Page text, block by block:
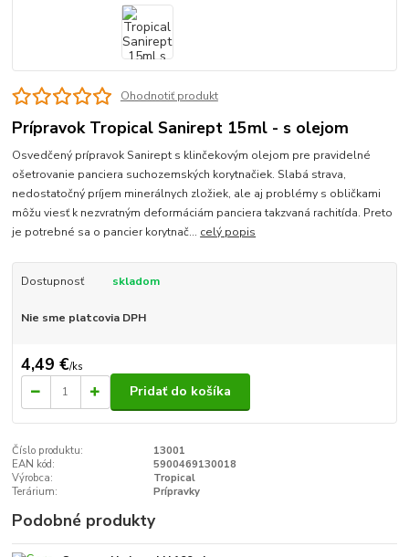
Ohodnotiť produkt
Prípravok Tropical Sanirept 15ml - s olejom
Osvedčený prípravok Sanirept s klinčekovým olejom pre pravidelné
ošetrovanie panciera suchozemských korytnačiek. Slabá strava,
nedostatočný príjem minerálnych zložiek, ale aj problémy s obličkami
môžu viesť k nezvratným deformáciám panciera takzvaná rachitída. Preto
je potrebné sa o pancier korytnač... celý popis
Dostupnosť skladom
Nie sme platcovia DPH
4,49 €/ks
Pridať do košíka
Číslo produktu:
13001
EAN kód:
5900469130018
Výrobca:
Tropical
Terárium:
Prípravky
Podobné produkty